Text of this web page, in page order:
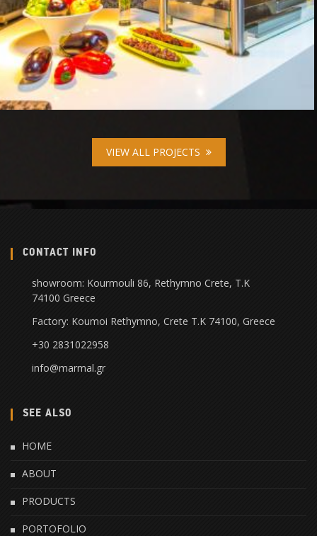
VIEW ALL PROJECTS
CONTACT INFO
showroom: Kourmouli 86, Rethymno Crete, Τ.Κ
74100 Greece
Factory: Koumoi Rethymno, Crete Τ.Κ 74100, Greece
+30 2831022958
info@marmal.gr
SEE ALSO
HOME
ABOUT
PRODUCTS
PORTOFOLIO